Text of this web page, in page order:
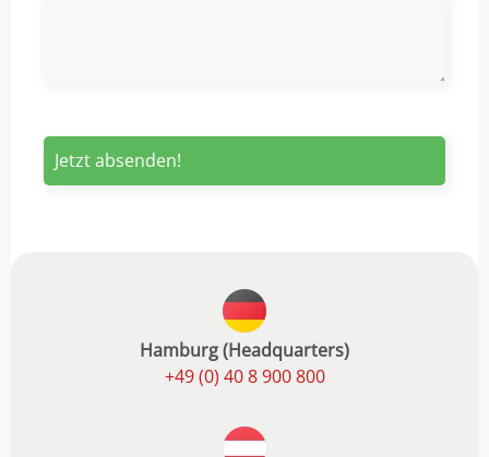
Hamburg (Headquarters)
+49 (0) 40 8 900 800